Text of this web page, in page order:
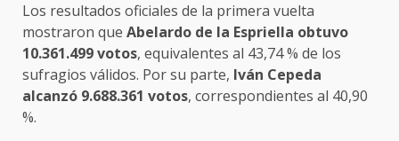
Los resultados oficiales de la primera vuelta
mostraron que Abelardo de la Espriella obtuvo
10.361.499 votos, equivalentes al 43,74 % de los
sufragios válidos. Por su parte, Iván Cepeda
alcanzó 9.688.361 votos, correspondientes al 40,90
%.